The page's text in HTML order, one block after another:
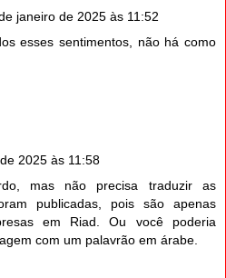
janeiro de 2025 às 11:52
esses sentimentos, não há como
2025 às 11:58
mas não precisa traduzir as
publicadas, pois são apenas
em Riad. Ou você poderia
com um palavrão em árabe.